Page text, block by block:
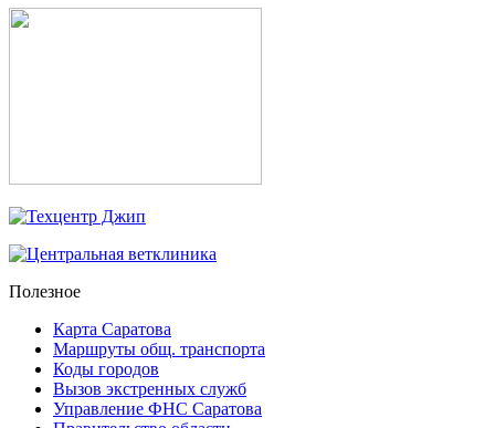
Полезное
Карта Саратова
Маршруты общ. транспорта
Коды городов
Вызов экстренных служб
Управление ФНС Саратова